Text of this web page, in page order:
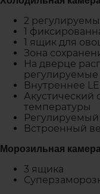
2
1
1 ящик для
Зона
На дверце
регулируемые
Внутреннее
температуры
Регулируемый
Встроенный
Морозильная
3 ящика